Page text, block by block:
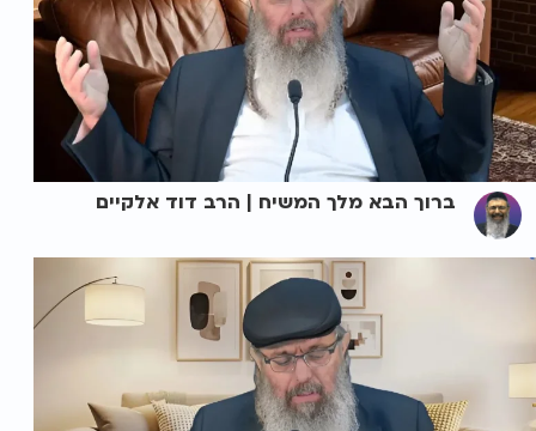
ברוך הבא מלך המשיח | הרב דוד אלקיים